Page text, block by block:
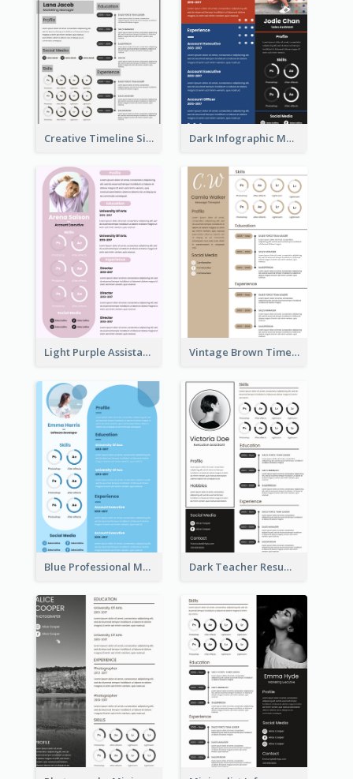
Creative Timeline Simple Resume Dark Infographic Marketing Assistant Resume
Light Purple Assistant Resume Vintage Brown Timeline Resume
Blue Professional Marketing Resume Dark Teacher Resume